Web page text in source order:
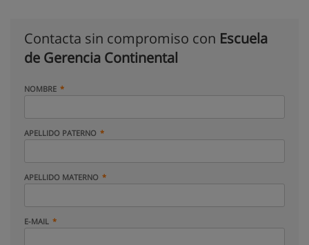
Contacta sin compromiso con Escuela
de Gerencia Continental
NOMBRE
APELLIDO PATERNO
APELLIDO MATERNO
E-MAIL